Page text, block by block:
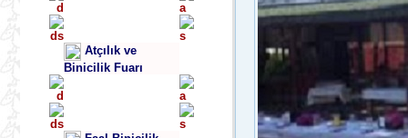
Atçılık ve
Binicilik Fuarı